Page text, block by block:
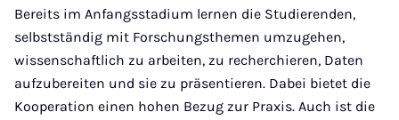
Bereits im Anfangsstadium lernen die Studierenden,
selbstständig mit Forschungsthemen umzugehen,
wissenschaftlich zu arbeiten, zu recherchieren, Daten
aufzubereiten und sie zu präsentieren. Dabei bietet die
Kooperation einen hohen Bezug zur Praxis. Auch ist die